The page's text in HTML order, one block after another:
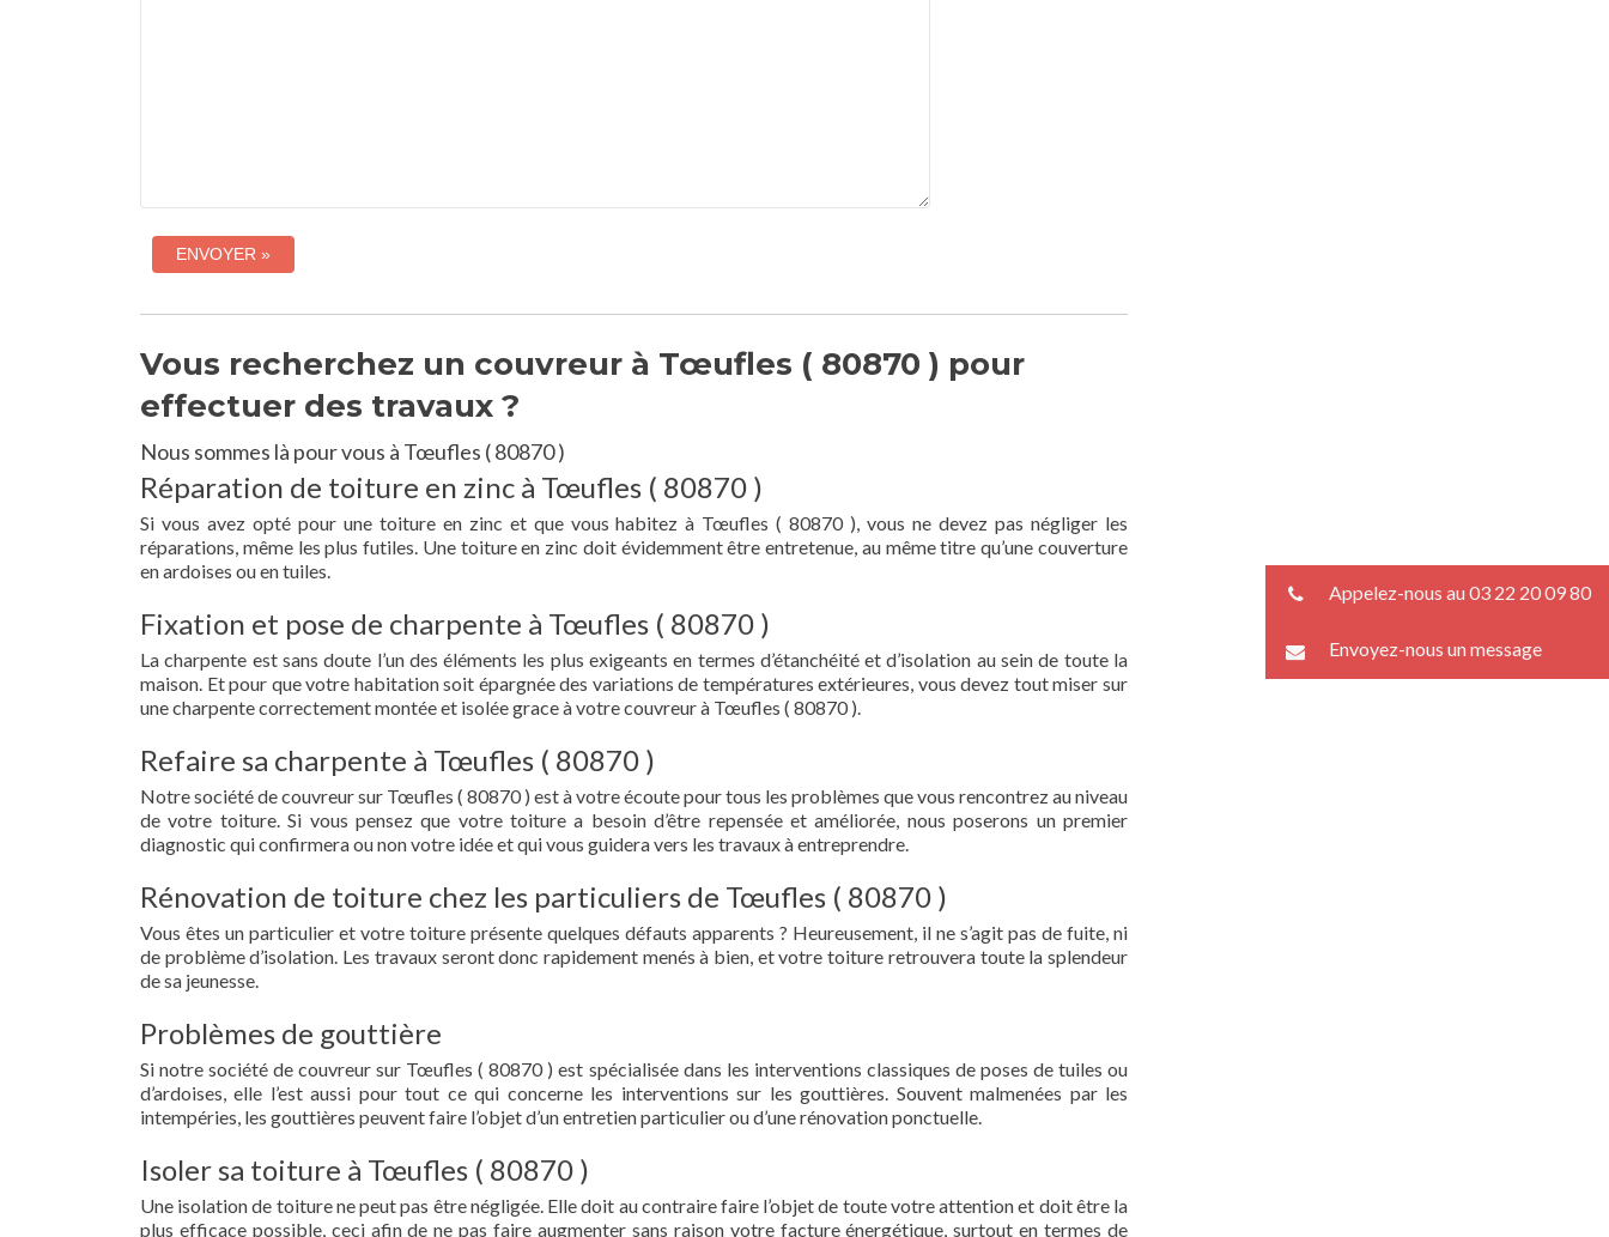
Vous recherchez un couvreur à Tœufles ( 80870 ) pour
effectuer des travaux ?
Nous sommes là pour vous à Tœufles ( 80870 )
Réparation de toiture en zinc à Tœufles ( 80870 )
Si vous avez opté pour une toiture en zinc et que vous habitez à Tœufles ( 80870 ), vous ne devez pas négliger les
réparations, même les plus futiles. Une toiture en zinc doit évidemment être entretenue, au même titre qu’une couverture
en ardoises ou en tuiles.
Fixation et pose de charpente à Tœufles ( 80870 )
La charpente est sans doute l’un des éléments les plus exigeants en termes d’étanchéité et d’isolation au sein de toute la
maison. Et pour que votre habitation soit épargnée des variations de températures extérieures, vous devez tout miser sur
une charpente correctement montée et isolée grace à votre couvreur à Tœufles ( 80870 ).
Refaire sa charpente à Tœufles ( 80870 )
Notre société de couvreur sur Tœufles ( 80870 ) est à votre écoute pour tous les problèmes que vous rencontrez au niveau
de votre toiture. Si vous pensez que votre toiture a besoin d’être repensée et améliorée, nous poserons un premier
diagnostic qui confirmera ou non votre idée et qui vous guidera vers les travaux à entreprendre.
Rénovation de toiture chez les particuliers de Tœufles ( 80870 )
Vous êtes un particulier et votre toiture présente quelques défauts apparents ? Heureusement, il ne s’agit pas de fuite, ni
de problème d’isolation. Les travaux seront donc rapidement menés à bien, et votre toiture retrouvera toute la splendeur
de sa jeunesse.
Problèmes de gouttière
Si notre société de couvreur sur Tœufles ( 80870 ) est spécialisée dans les interventions classiques de poses de tuiles ou
d’ardoises, elle l’est aussi pour tout ce qui concerne les interventions sur les gouttières. Souvent malmenées par les
intempéries, les gouttières peuvent faire l’objet d’un entretien particulier ou d’une rénovation ponctuelle.
Isoler sa toiture à Tœufles ( 80870 )
Une isolation de toiture ne peut pas être négligée. Elle doit au contraire faire l’objet de toute votre attention et doit être la
plus efficace possible, ceci afin de ne pas faire augmenter sans raison votre facture énergétique, surtout en termes de
Appelez-nous au 03 22 20 09 80
Envoyez-nous un message